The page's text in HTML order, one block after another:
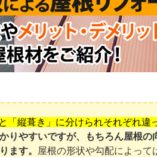
「縦葺き」に分けられそれぞれ違
りやすいですが、もちろん屋根の
ます。
屋根の形状や勾配によって